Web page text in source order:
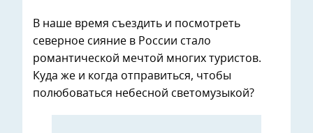
В наше время съездить и посмотреть
северное сияние в России стало
романтической мечтой многих туристов.
Куда же и когда отправиться, чтобы
полюбоваться небесной светомузыкой?